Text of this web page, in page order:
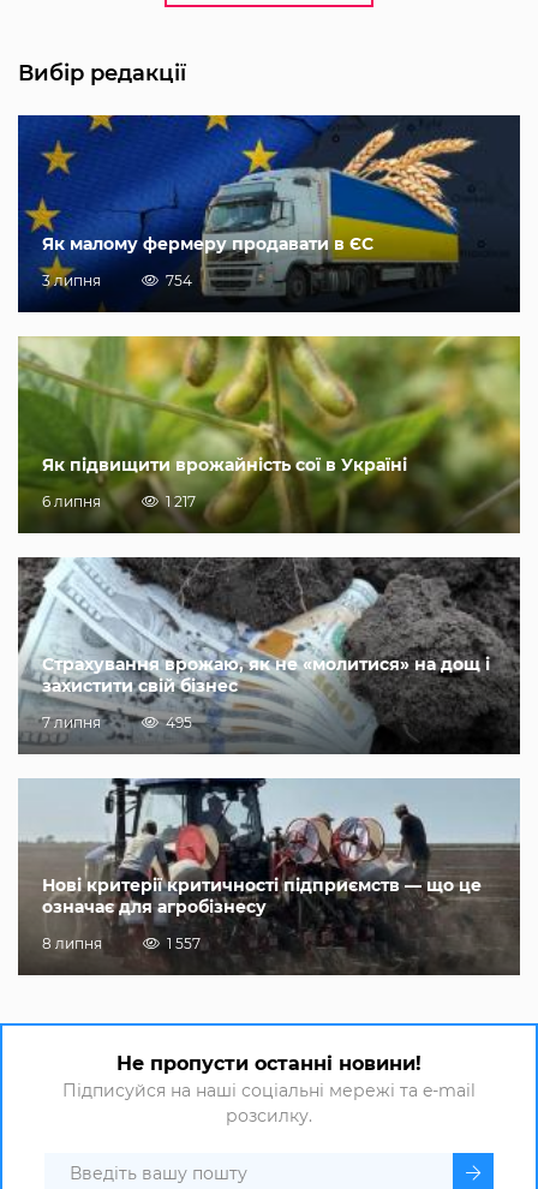
Вибір редакції
Як малому фермеру продавати в ЄС
3 липня 754
Як підвищити врожайність сої в Україні
6 липня 1 217
Страхування врожаю, як не «молитися» на дощ і
захистити свій бізнес
7 липня 495
Нові критерії критичності підприємств — що це
означає для агробізнесу
8 липня 1 557
Не пропусти останні новини!
Підписуйся на наші соціальні мережі та e-mail
розсилку.